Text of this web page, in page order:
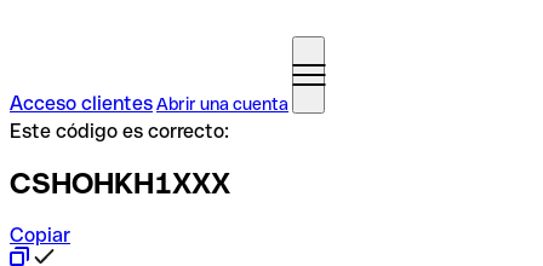
Acceso clientesAbrir una cuenta
Este código es correcto:
CSHOHKH1XXX
Copiar